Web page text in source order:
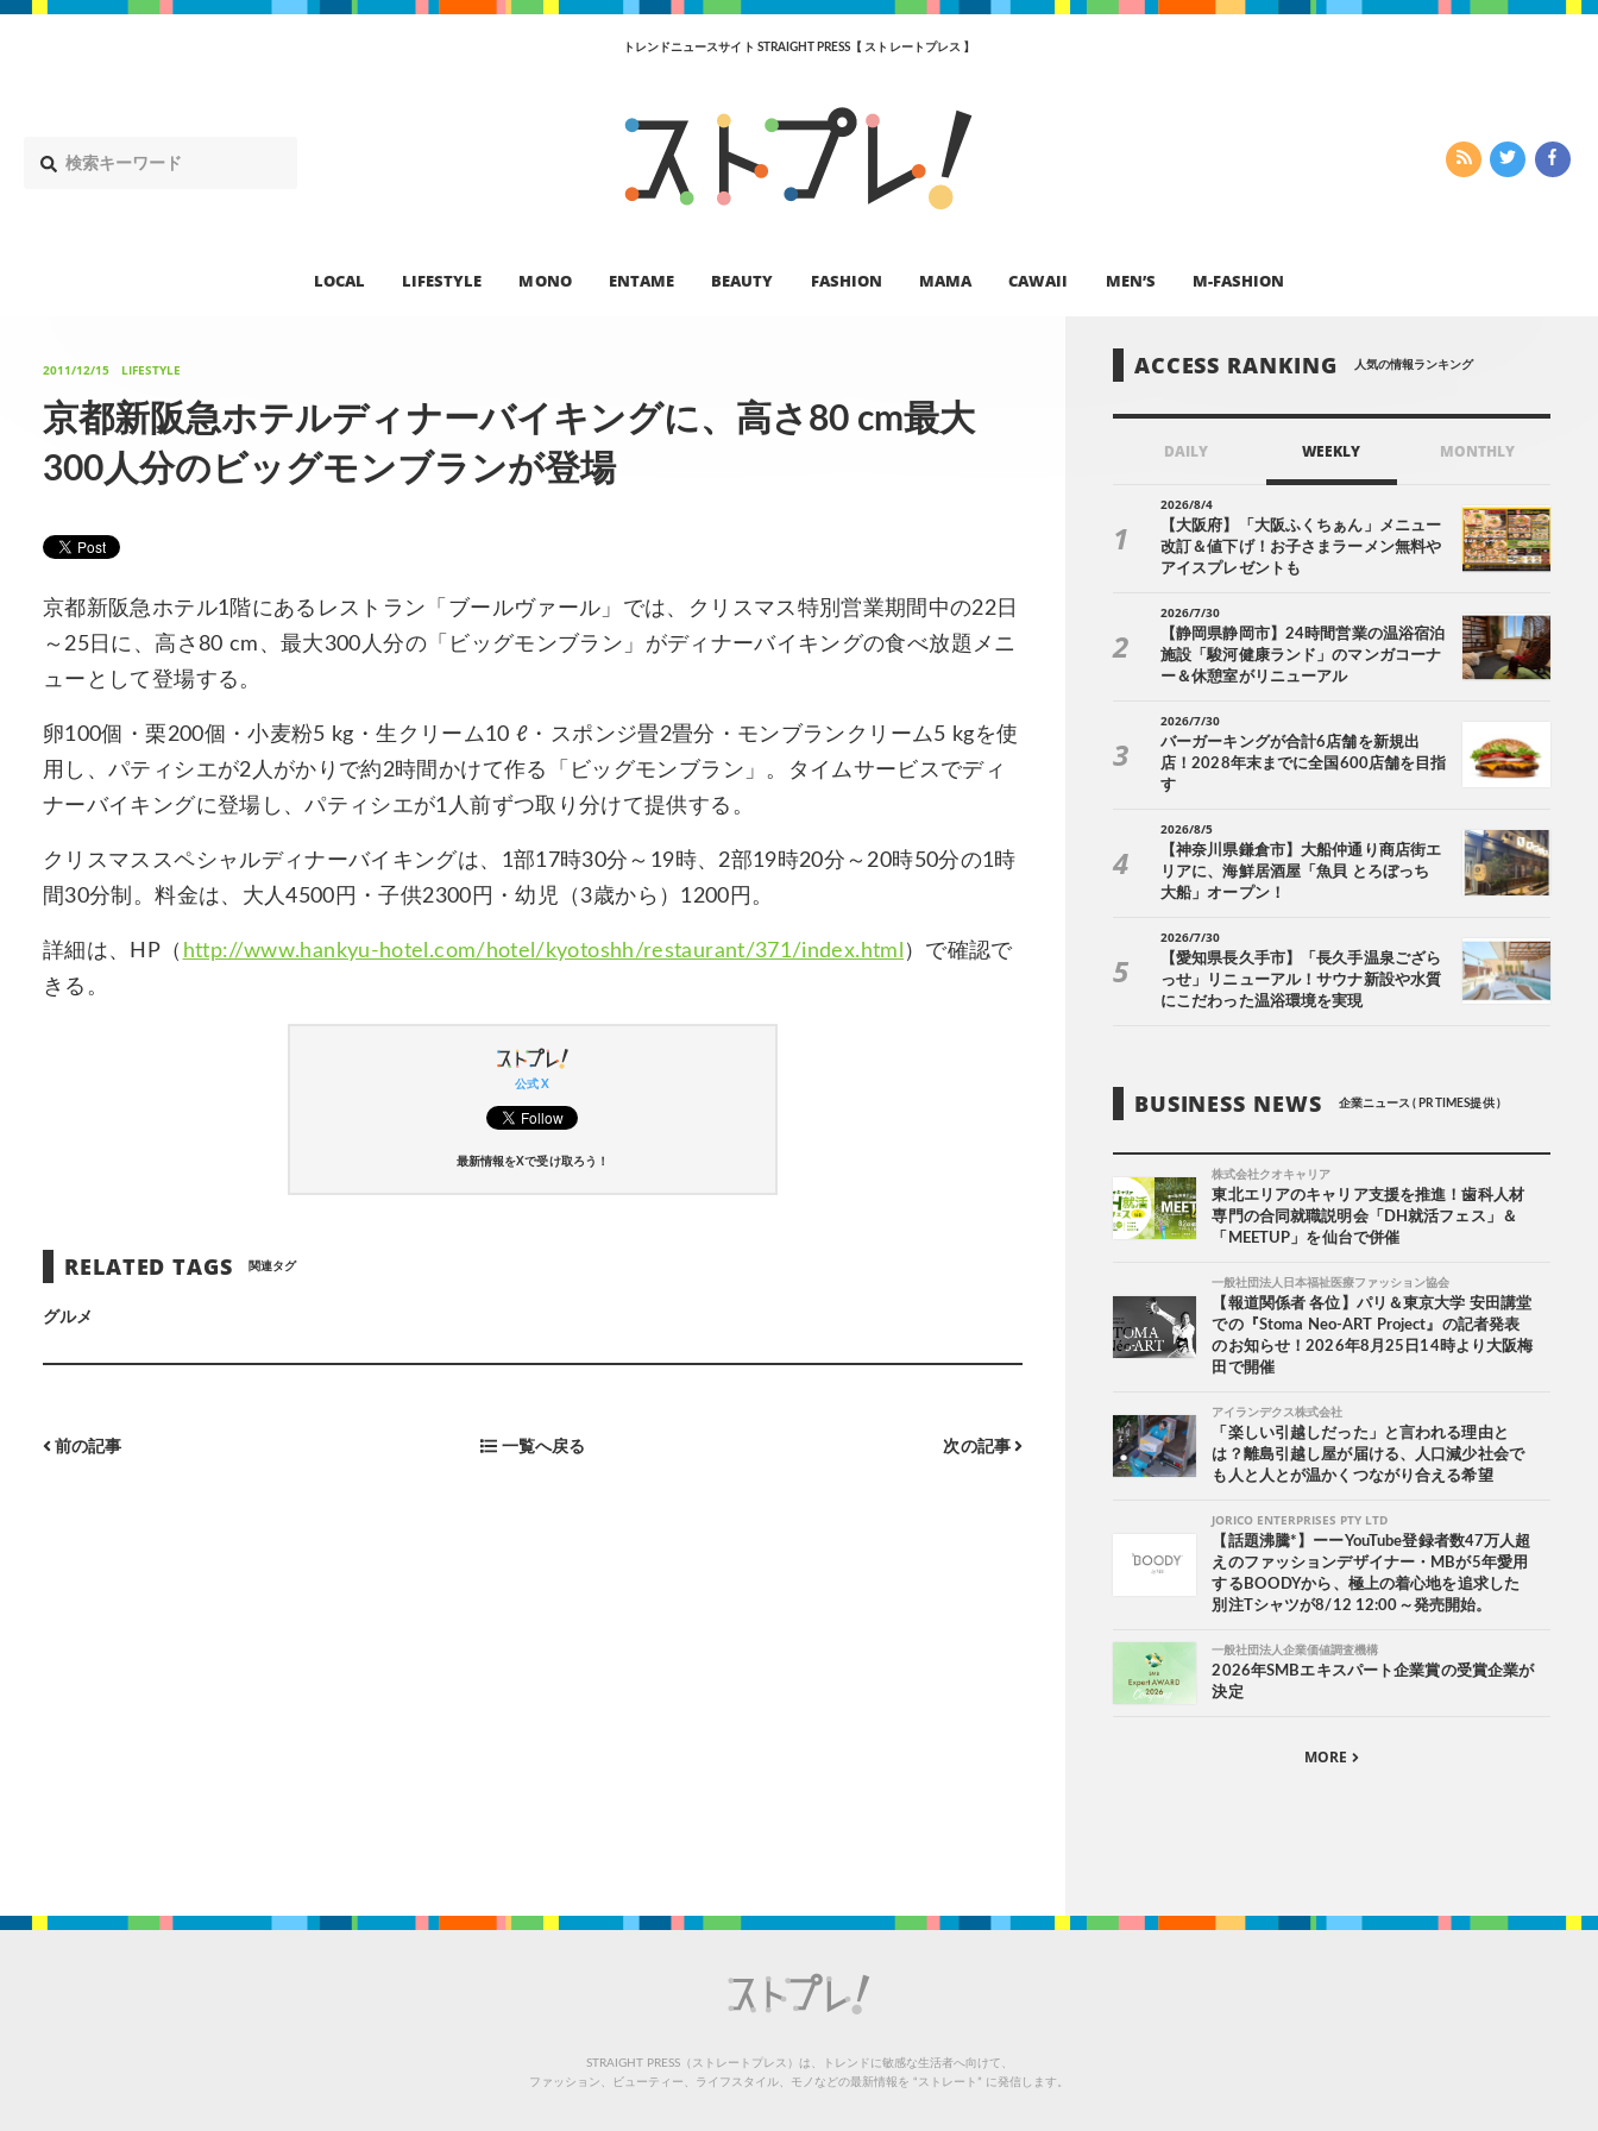
トレンドニュースサイト STRAIGHT PRESS【 ストレートプレス 】
LOCAL LIFESTYLE MONO ENTAME BEAUTY FASHION MAMA CAWAII MEN’S M-FASHION
2011/12/15 LIFESTYLE
京都新阪急ホテルディナーバイキングに、高さ80 cm最大
300人分のビッグモンブランが登場
京都新阪急ホテル1階にあるレストラン「ブールヴァール」では、クリスマス特別営業期間中の22日
～25日に、高さ80 cm、最大300人分の「ビッグモンブラン」がディナーバイキングの食べ放題メニ
ューとして登場する。
卵100個・栗200個・小麦粉5 kg・生クリーム10 ℓ・スポンジ畳2畳分・モンブランクリーム5 kgを使
用し、パティシエが2人がかりで約2時間かけて作る「ビッグモンブラン」。タイムサービスでディ
ナーバイキングに登場し、パティシエが1人前ずつ取り分けて提供する。
クリスマススペシャルディナーバイキングは、1部17時30分～19時、2部19時20分～20時50分の1時
間30分制。料金は、大人4500円・子供2300円・幼児（3歳から）1200円。
詳細は、HP（ http://www.hankyu-hotel.com/hotel/kyotoshh/restaurant/371/index.html ）で確認で
きる。
公式 X
最新情報をXで受け取ろう！
RELATED TAGS 関連タグ
グルメ
前の記事 一覧へ戻る 次の記事
ACCESS RANKING 人気の情報ランキング
DAILY WEEKLY MONTHLY
2026/8/4
【大阪府】「大阪ふくちぁん」メニュー
改訂＆値下げ！お子さまラーメン無料や
アイスプレゼントも
2026/7/30
【静岡県静岡市】24時間営業の温浴宿泊
施設「駿河健康ランド」のマンガコーナ
ー＆休憩室がリニューアル
2026/7/30
バーガーキングが合計6店舗を新規出
店！2028年末までに全国600店舗を目指
す
2026/8/5
【神奈川県鎌倉市】大船仲通り商店街エ
リアに、海鮮居酒屋「魚貝 とろぼっち
大船」オープン！
2026/7/30
【愛知県長久手市】「長久手温泉ござら
っせ」リニューアル！サウナ新設や水質
にこだわった温浴環境を実現
BUSINESS NEWS 企業ニュース ( PR TIMES提供 )
株式会社クオキャリア
東北エリアのキャリア支援を推進！歯科人材
専門の合同就職説明会「DH就活フェス」＆
「MEETUP」を仙台で併催
一般社団法人日本福祉医療ファッション協会
【報道関係者 各位】パリ＆東京大学 安田講堂
での『Stoma Neo-ART Project』の記者発表
のお知らせ！2026年8月25日14時より大阪梅
田で開催
アイランデクス株式会社
「楽しい引越しだった」と言われる理由と
は？離島引越し屋が届ける、人口減少社会で
も人と人とが温かくつながり合える希望
JORICO ENTERPRISES PTY LTD
【話題沸騰*】ーーYouTube登録者数47万人超
えのファッションデザイナー・MBが5年愛用
するBOODYから、極上の着心地を追求した
別注Tシャツが8/12 12:00～発売開始。
一般社団法人企業価値調査機構
2026年SMBエキスパート企業賞の受賞企業が
決定
MORE
STRAIGHT PRESS（ストレートプレス）は、トレンドに敏感な生活者へ向けて、
ファッション、ビューティー、ライフスタイル、モノなどの最新情報を “ストレート” に発信します。